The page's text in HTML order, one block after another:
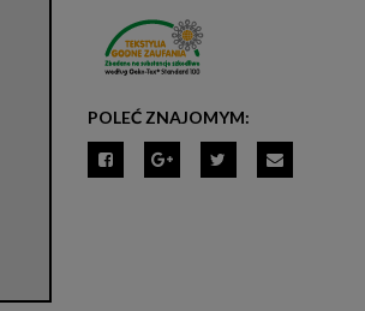
POLEĆ ZNAJOMYM: